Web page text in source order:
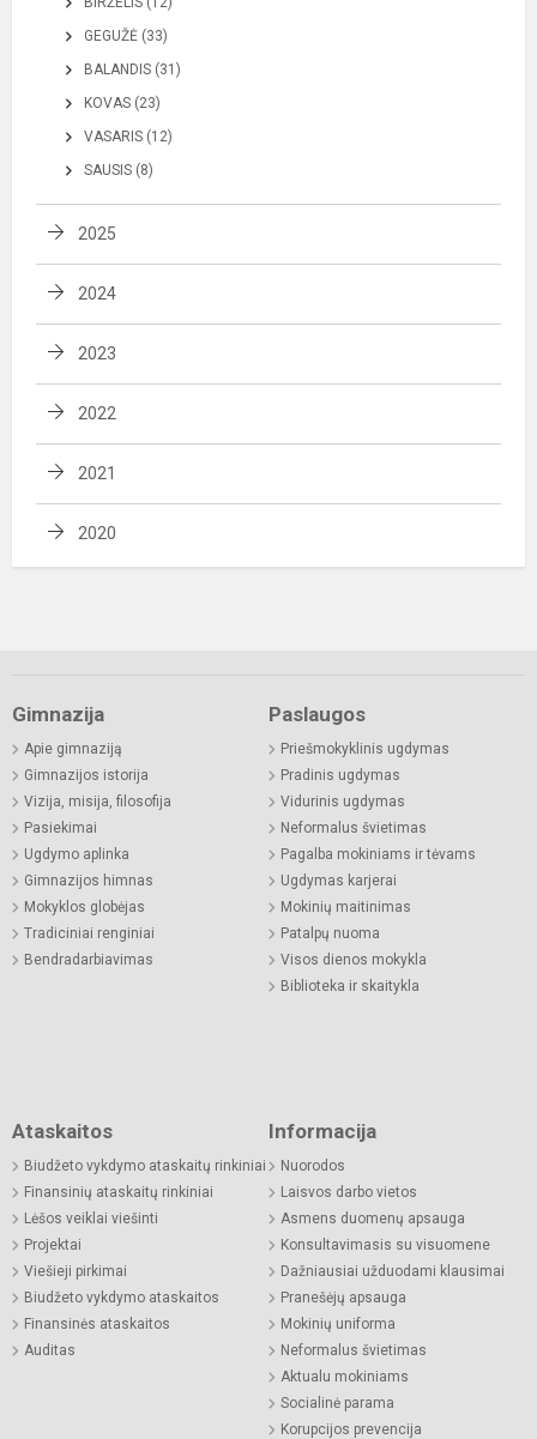
GEGUŽĖ (33)
BALANDIS (31)
KOVAS (23)
VASARIS (12)
SAUSIS (8)
2025
2024
2023
2022
2021
2020
Gimnazija
Apie gimnaziją
Gimnazijos istorija
Vizija, misija, filosofija
Pasiekimai
Ugdymo aplinka
Gimnazijos himnas
Mokyklos globėjas
Tradiciniai renginiai
Bendradarbiavimas
Paslaugos
Priešmokyklinis ugdymas
Pradinis ugdymas
Vidurinis ugdymas
Neformalus švietimas
Pagalba mokiniams ir tėvams
Ugdymas karjerai
Mokinių maitinimas
Patalpų nuoma
Visos dienos mokykla
Biblioteka ir skaitykla
Ataskaitos
Biudžeto vykdymo ataskaitų rinkiniai
Finansinių ataskaitų rinkiniai
Lėšos veiklai viešinti
Projektai
Viešieji pirkimai
Biudžeto vykdymo ataskaitos
Finansinės ataskaitos
Auditas
Informacija
Nuorodos
Laisvos darbo vietos
Asmens duomenų apsauga
Konsultavimasis su visuomene
Dažniausiai užduodami klausimai
Pranešėjų apsauga
Mokinių uniforma
Neformalus švietimas
Aktualu mokiniams
Socialinė parama
Korupcijos prevencija